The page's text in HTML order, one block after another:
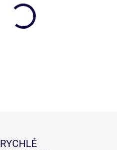
Kvalitní řetízkový
výměnnými závažíčky,
RYCHLÉ